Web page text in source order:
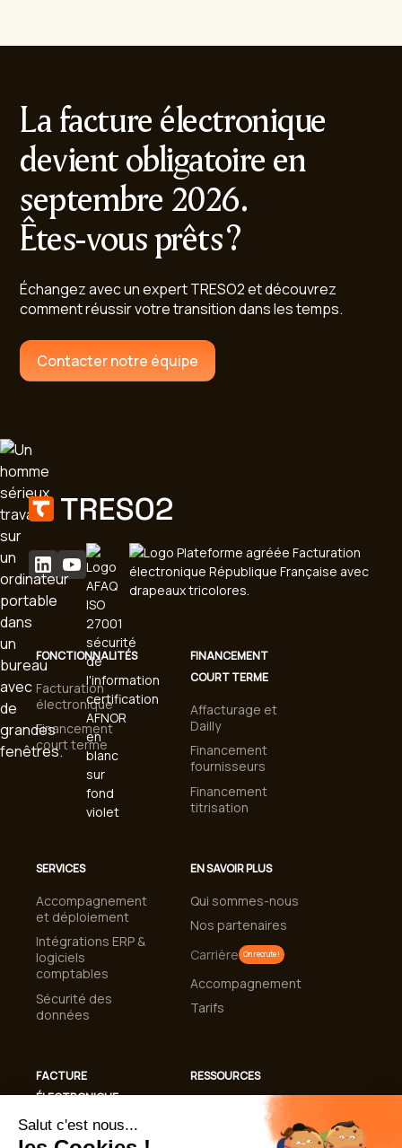
La facture électronique
devient obligatoire en
septembre 2026.
Êtes-vous prêts ?
Échangez avec un expert TRESO2 et découvrez
comment réussir votre transition dans les temps.
Contacter notre équipe
FONCTIONNALITÉS
Facturation
électronique
Financement
court terme
SERVICES
Accompagnement
et déploiement
Intégrations ERP &
logiciels
comptables
Sécurité des
données
FACTURE
ÉLECTRONIQUE
Conformité
FINANCEMENT
COURT TERME
Affacturage et
Dailly
Financement
fournisseurs
Financement
titrisation
EN SAVOIR PLUS
Qui sommes-nous
Nos partenaires
Carrière On recrute !
Accompagnement
Tarifs
RESSOURCES